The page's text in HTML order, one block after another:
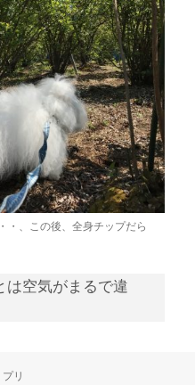
・、この後、全身チップだら
空気がまるで違
リ